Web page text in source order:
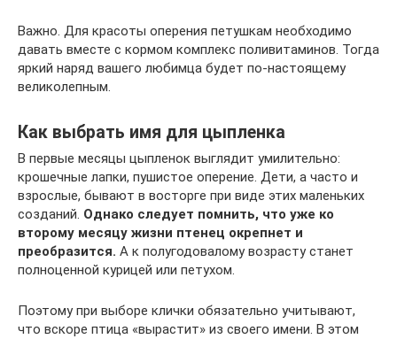
Важно. Для красоты оперения петушкам необходимо
давать вместе с кормом комплекс поливитаминов. Тогда
яркий наряд вашего любимца будет по-настоящему
великолепным.
Как выбрать имя для цыпленка
В первые месяцы цыпленок выглядит умилительно:
крошечные лапки, пушистое оперение. Дети, а часто и
взрослые, бывают в восторге при виде этих маленьких
созданий. Однако следует помнить, что уже ко
второму месяцу жизни птенец окрепнет и
преобразится. А к полугодовалому возрасту станет
полноценной курицей или петухом.
Поэтому при выборе клички обязательно учитывают,
что вскоре птица «вырастит» из своего имени. В этом